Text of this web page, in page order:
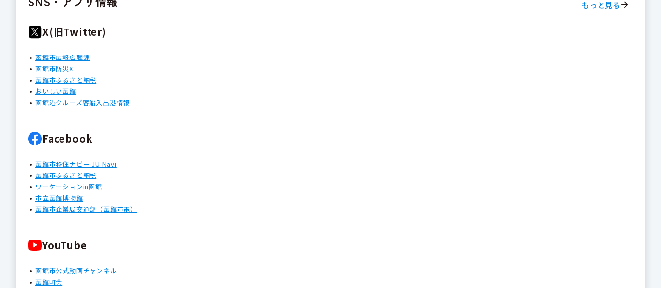
もっと見る
X(旧Twitter)
函館市広報広聴課
函館市防災X
函館市ふるさと納税
おいしい函館
函館港クルーズ客船入出港情報
Facebook
函館市移住ナビーIJU Navi
函館市ふるさと納税
ワーケーションin函館
市立函館博物館
函館市企業局交通部（函館市電）
YouTube
函館市公式動画チャンネル
函館町会